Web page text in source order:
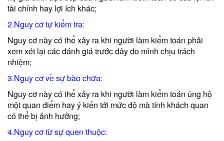
tài chính hay lợi ích khác;
2.Nguy cơ tự kiểm tra:
Nguy cơ này có thể xảy ra khi người làm kiểm toán phải
xem xét lại các đánh giá trước đây do mình chịu trách
nhiệm;
3.Nguy cơ về sự bào chữa:
Nguy cơ này có thể xảy ra khi người làm kiểm toán ủng hộ
một quan điểm hay ý kiến tới mức độ mà tính khách quan
có thể bị ảnh hưởng;
4.Nguy cơ từ sự quen thuộc: